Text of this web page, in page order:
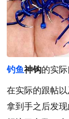
钓鱼神钩的实
在实际的跟帖
拿到手之后发